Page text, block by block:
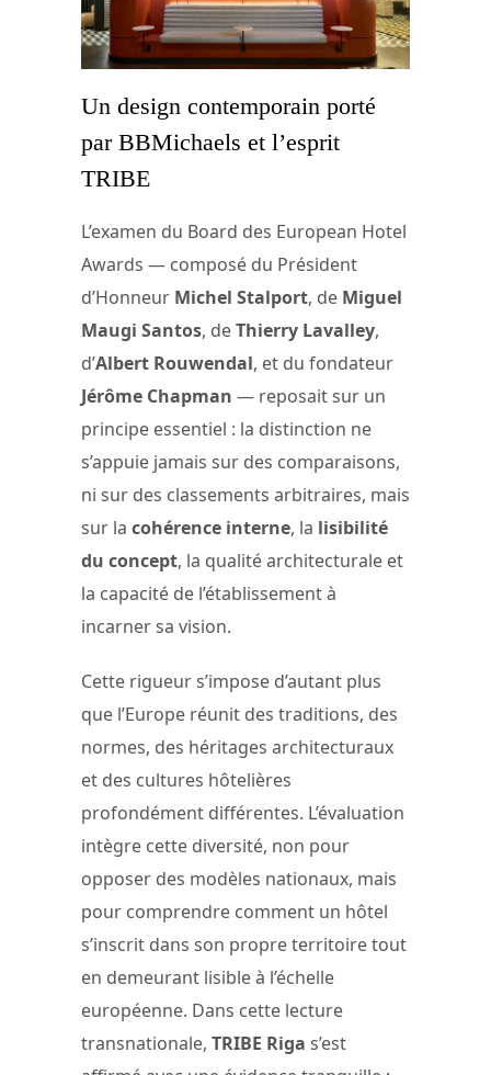
Un design contemporain porté
par BBMichaels et l’esprit
TRIBE
L’examen du Board des European Hotel
Awards — composé du Président
d’Honneur Michel Stalport, de Miguel
Maugi Santos, deThierry Lavalley,
d’Albert Rouwendal, et du fondateur
Jérôme Chapman — reposait sur un
principe essentiel : la distinction ne
s’appuie jamais sur des comparaisons,
ni sur des classements arbitraires, mais
sur la cohérence interne, la lisibilité
du concept, la qualité architecturale et
la capacité de l’établissement à
incarner sa vision.
Cette rigueur s’impose d’autant plus
que l’Europe réunit des traditions, des
normes, des héritages architecturaux
et des cultures hôtelières
profondément différentes. L’évaluation
intègre cette diversité, non pour
opposer des modèles nationaux, mais
pour comprendre comment un hôtel
s’inscrit dans son propre territoire tout
en demeurant lisible à l’échelle
européenne. Dans cette lecture
transnationale, TRIBE Riga s’est